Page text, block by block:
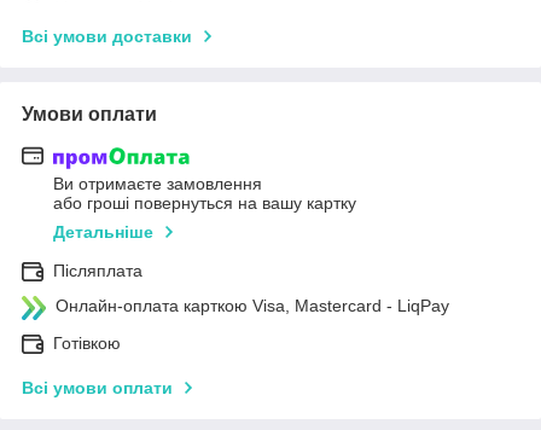
Всі умови доставки
Умови оплати
Ви отримаєте замовлення
або гроші повернуться на вашу картку
Детальніше
Післяплата
Онлайн-оплата карткою Visa, Mastercard - LiqPay
Готівкою
Всі умови оплати